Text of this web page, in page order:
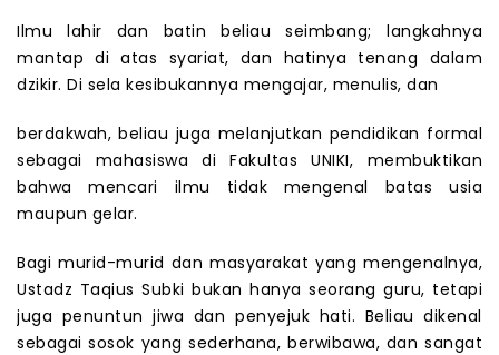
Ilmu lahir dan batin beliau seimbang; langkahnya
mantap di atas syariat, dan hatinya tenang dalam
dzikir. Di sela kesibukannya mengajar, menulis, dan
berdakwah, beliau juga melanjutkan pendidikan formal
sebagai mahasiswa di Fakultas UNIKI, membuktikan
bahwa mencari ilmu tidak mengenal batas usia
maupun gelar.
Bagi murid-murid dan masyarakat yang mengenalnya,
Ustadz Taqius Subki bukan hanya seorang guru, tetapi
juga penuntun jiwa dan penyejuk hati. Beliau dikenal
sebagai sosok yang sederhana, berwibawa, dan sangat